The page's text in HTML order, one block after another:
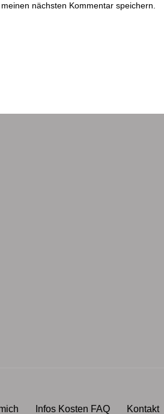
nächsten Kommentar speichern.
Infos Kosten FAQ Kontakt